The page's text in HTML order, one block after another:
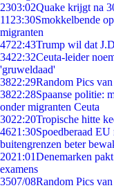
2303:02Quake krijgt na
11 23:30Smokkelbende
migranten
4722:43Trump wil dat
3422:32Ceuta-leider
'gruweldaad'
3822:29Random Pics
3822:28Spaanse politie:
onder migranten Ceuta
3022:20Tropische hitte
4621:30Spoedberaad
buitengrenzen beter
2021:01Denemarken
examens
3507/08Random Pics